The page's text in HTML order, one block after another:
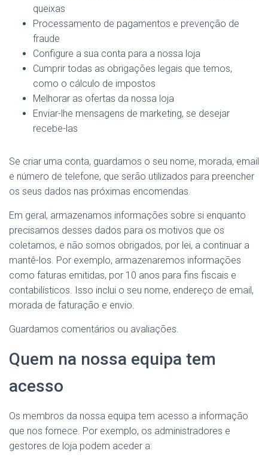
queixas
Processamento de pagamentos e prevenção de
fraude
Configure a sua conta para a nossa loja
Cumprir todas as obrigações legais que temos,
como o cálculo de impostos
Melhorar as ofertas da nossa loja
Enviar-lhe mensagens de marketing, se desejar
recebe-las
Se criar uma conta, guardamos o seu nome, morada, email
e número de telefone, que serão utilizados para preencher
os seus dados nas próximas encomendas.
Em geral, armazenamos informações sobre si enquanto
precisamos desses dados para os motivos que os
coletamos, e não somos obrigados, por lei, a continuar a
mantê-los. Por exemplo, armazenaremos informações
como faturas emitidas, por 10 anos para fins fiscais e
contabilísticos. Isso inclui o seu nome, endereço de email,
morada de faturação e envio.
Guardamos comentários ou avaliações.
Quem na nossa equipa tem
acesso
Os membros da nossa equipa tem acesso a informação
que nos fornece. Por exemplo, os administradores e
gestores de loja podem aceder a: